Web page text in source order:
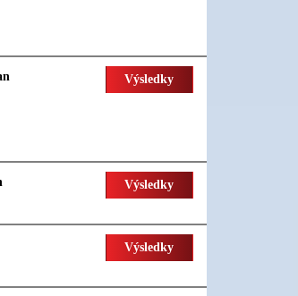
Výsledky
Výsledky
Výsledky